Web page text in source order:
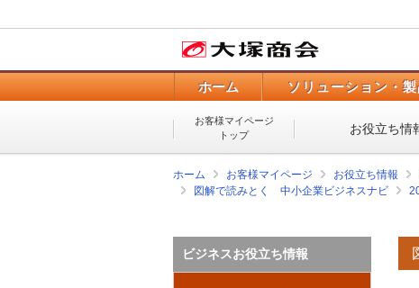
ホーム ソリューション・製
お客様マイページ
トップ
お役立ち情
ホーム お客様マイページ お役立ち情報
図解で読みとく 中小企業ビジネスナビ
ビジネスお役立ち情報